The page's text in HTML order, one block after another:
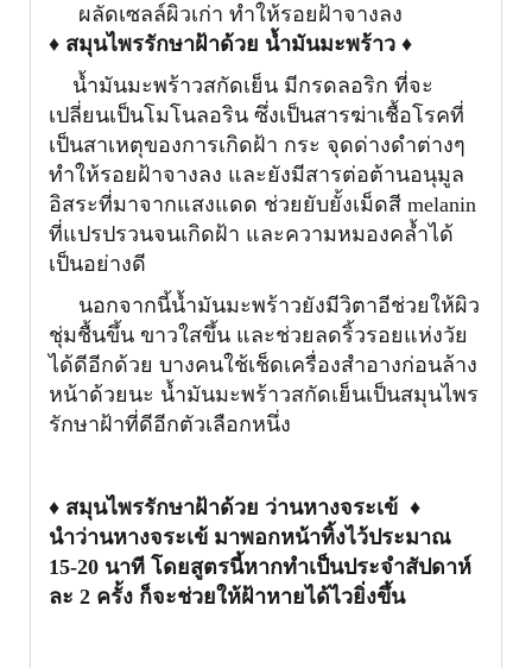
ผลัดเซลล์ผิวเก่า ทำให้รอยฝ้าจางลง
♦ สมุนไพรรักษาฝ้าด้วย น้ำมันมะพร้าว ♦
น้ำมันมะพร้าวสกัดเย็น มีกรดลอริก ที่จะ
เปลี่ยนเป็นโมโนลอริน ซึ่งเป็นสารฆ่าเชื้อโรคที่
เป็นสาเหตุของการเกิดฝ้า กระ จุดด่างดำต่างๆ
ทำให้รอยฝ้าจางลง และยังมีสารต่อต้านอนุมูล
อิสระที่มาจากแสงแดด ช่วยยับยั้งเม็ดสี melanin
ที่แปรปรวนจนเกิดฝ้า และความหมองคล้ำได้
เป็นอย่างดี
นอกจากนี้น้ำมันมะพร้าวยังมีวิตาอีช่วยให้ผิว
ชุ่มชื้นขึ้น ขาวใสขึ้น และช่วยลดริ้วรอยแห่งวัย
ได้ดีอีกด้วย บางคนใช้เช็ดเครื่องสำอางก่อนล้าง
หน้าด้วยนะ น้ำมันมะพร้าวสกัดเย็นเป็นสมุนไพร
รักษาฝ้าที่ดีอีกตัวเลือกหนึ่ง
♦ สมุนไพรรักษาฝ้าด้วย ว่านหางจระเข้ ♦
นำว่านหางจระเข้ มาพอกหน้าทิ้งไว้ประมาณ
15-20 นาที โดยสูตรนี้หากทำเป็นประจำสัปดาห์
ละ 2 ครั้ง ก็จะช่วยให้ฝ้าหายได้ไวยิ่งขึ้น